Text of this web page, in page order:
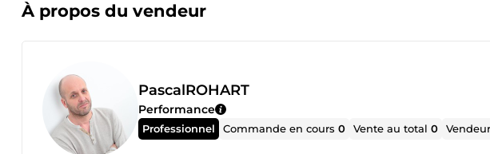
À propos du vendeur
PascalROHART
Performance
Professionnel Commande en cours0 Vente au total0